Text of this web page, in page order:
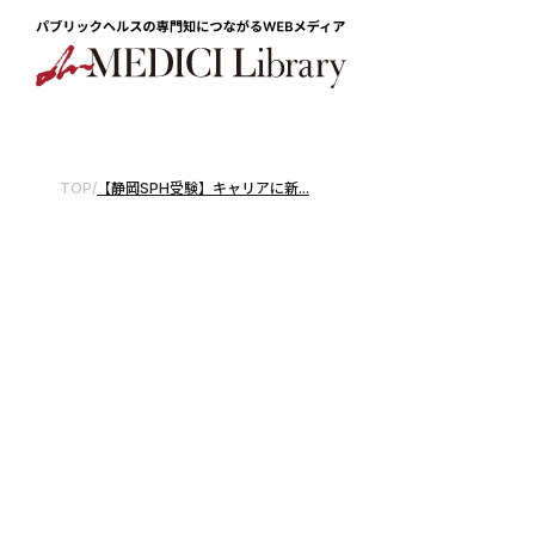
TOP/ 【静岡SPH受験】キャリアに新...